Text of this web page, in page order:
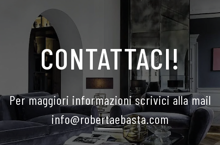
CONTATTACI!
Per maggiori informazioni scrivici alla mail
info@robertaebasta.com